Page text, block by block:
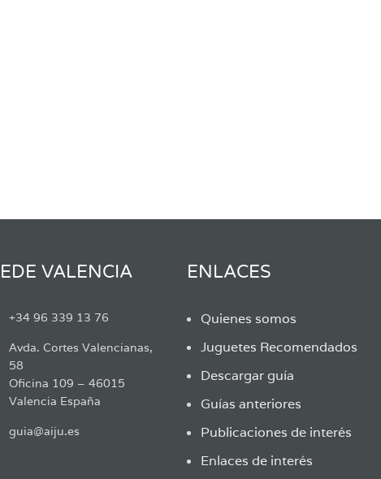
VALENCIA
+34 96 339 13 76
Avda. Cortes Valencianas,
58
Oficina 109 – 46015
Valencia España
guia@aiju.es
ENLACES
Quienes somos
Juguetes Recomendados
Descargar guía
Guías anteriores
Publicaciones de interés
Enlaces de interés